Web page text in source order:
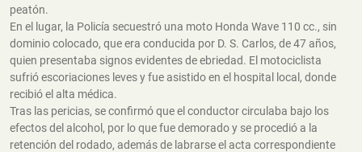
peatón.
En el lugar, la Policía secuestró una moto Honda Wave 110 cc., sin
dominio colocado, que era conducida por D. S. Carlos, de 47 años,
quien presentaba signos evidentes de ebriedad. El motociclista
sufrió escoriaciones leves y fue asistido en el hospital local, donde
recibió el alta médica.
Tras las pericias, se confirmó que el conductor circulaba bajo los
efectos del alcohol, por lo que fue demorado y se procedió a la
retención del rodado, además de labrarse el acta correspondiente